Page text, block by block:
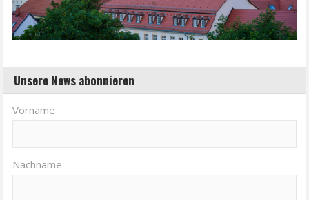
Unsere News abonnieren
Vorname
Nachname